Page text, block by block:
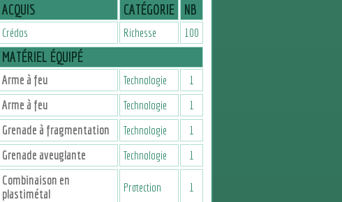
ACQUIS CATÉGORIE NB
Crédos Richesse 100
MATÉRIEL ÉQUIPÉ
Arme à feu Technologie 1
Arme à feu Technologie 1
Grenade à fragmentation Technologie 1
Grenade aveuglante Technologie 1
Combinaison en
plastimétal
Protection 1